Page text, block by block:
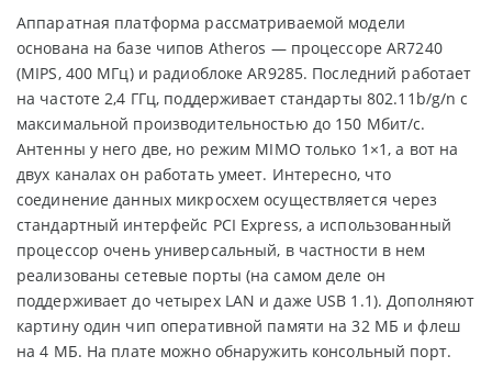
Аппаратная платформа рассматриваемой модели
основана на базе чипов Atheros — процессоре AR7240
(MIPS, 400 МГц) и радиоблоке AR9285. Последний работает
на частоте 2,4 ГГц, поддерживает стандарты 802.11b/g/n с
максимальной производительностью до 150 Мбит/с.
Антенны у него две, но режим MIMO только 1×1, а вот на
двух каналах он работать умеет. Интересно, что
соединение данных микросхем осуществляется через
стандартный интерфейс PCI Express, а использованный
процессор очень универсальный, в частности в нем
реализованы сетевые порты (на самом деле он
поддерживает до четырех LAN и даже USB 1.1). Дополняют
картину один чип оперативной памяти на 32 МБ и флеш
на 4 МБ. На плате можно обнаружить консольный порт.